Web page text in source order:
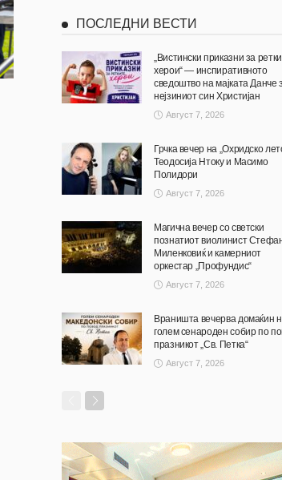
ПОСЛЕДНИ ВЕСТИ
„Вистински приказни за
херои“ — инспиративното
сведоштво на мајката Данче
нејзиниот син Христијан
Август 7, 2026
Грчка вечер на „Охридско
Теодосија Нтоку и Масимо
Полидори
Август 7, 2026
Магична вечер со светски
познатиот виолинист
Миленковиќ и камерниот
оркестар „Профундис“
Август 7, 2026
Враништа вечерва домаќин
голем сенароден собир по
празникот „Св. Петка“
Август 7, 2026